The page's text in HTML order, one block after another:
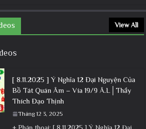
View All
[ 8.11.2025 ] Ý Nghĩa 12 Đại Nguyện Của
Bồ Tát Quán Âm – Vía 19/9 Â.L│Thầy
Thích Đạo Thịnh
Tháng 12 3, 2025